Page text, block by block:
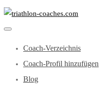
Coach-Verzeichnis
Coach-Profil hinzufügen
Blog